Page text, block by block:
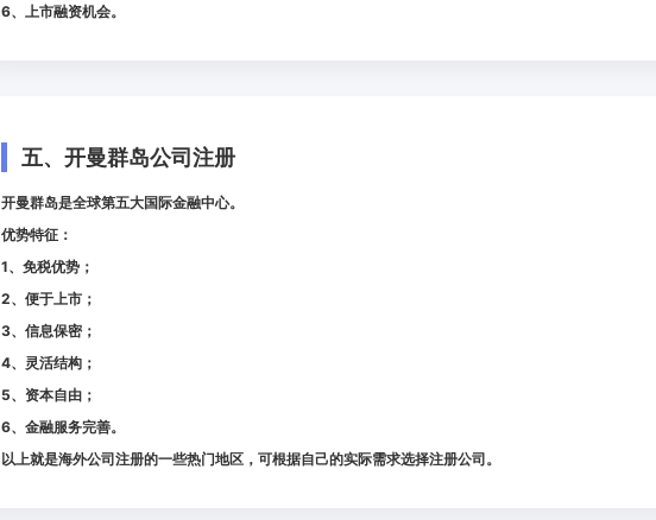
6、上市融资机会。
五、开曼群岛公司注册
开曼群岛是全球第五大国际金融中心。
优势特征：
1、免税优势；
2、便于上市；
3、信息保密；
4、灵活结构；
5、资本自由；
6、金融服务完善。
以上就是海外公司注册的一些热门地区，可根据自己的实际需求选择注册公司。